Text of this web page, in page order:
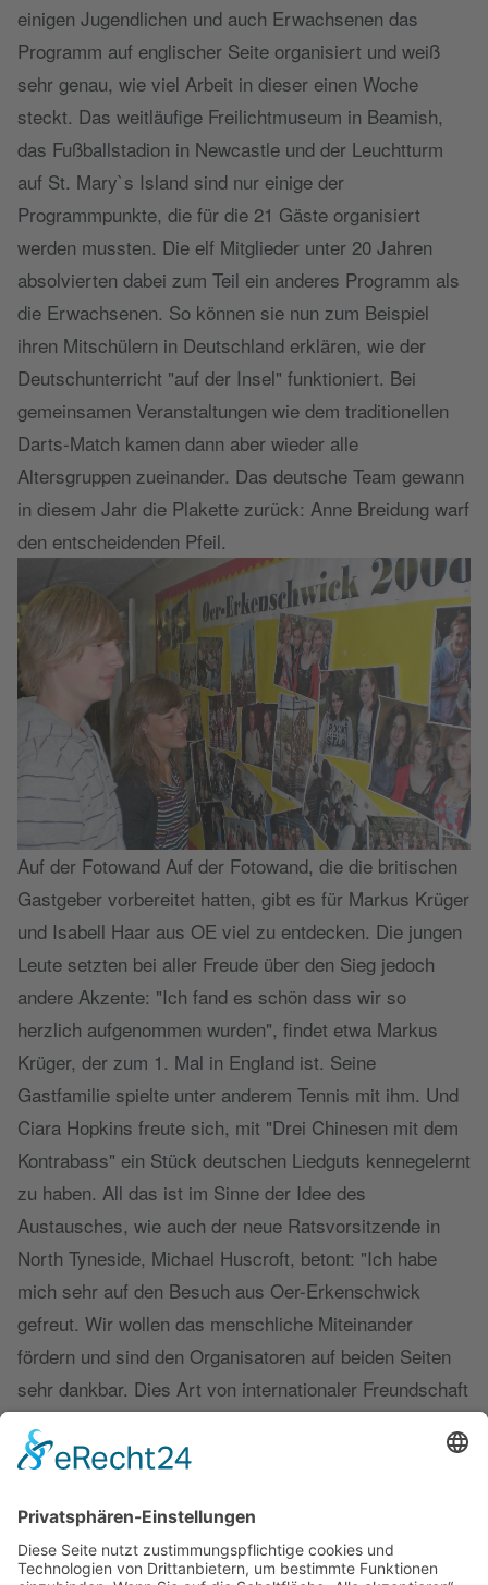
einigen Jugendlichen und auch Erwachsenen das
Programm auf englischer Seite organisiert und weiß
sehr genau, wie viel Arbeit in dieser einen Woche
steckt. Das weitläufige Freilichtmuseum in Beamish,
das Fußballstadion in Newcastle und der Leuchtturm
auf St. Mary`s Island sind nur einige der
Programmpunkte, die für die 21 Gäste organisiert
werden mussten. Die elf Mitglieder unter 20 Jahren
absolvierten dabei zum Teil ein anderes Programm als
die Erwachsenen. So können sie nun zum Beispiel
ihren Mitschülern in Deutschland erklären, wie der
Deutschunterricht "auf der Insel" funktioniert. Bei
gemeinsamen Veranstaltungen wie dem traditionellen
Darts-Match kamen dann aber wieder alle
Altersgruppen zueinander. Das deutsche Team gewann
in diesem Jahr die Plakette zurück: Anne Breidung warf
den entscheidenden Pfeil.
Auf der Fotowand Auf der Fotowand, die die britischen
Gastgeber vorbereitet hatten, gibt es für Markus Krüger
und Isabell Haar aus OE viel zu entdecken. Die jungen
Leute setzten bei aller Freude über den Sieg jedoch
andere Akzente: "Ich fand es schön dass wir so
herzlich aufgenommen wurden", findet etwa Markus
Krüger, der zum 1. Mal in England ist. Seine
Gastfamilie spielte unter anderem Tennis mit ihm. Und
Ciara Hopkins freute sich, mit "Drei Chinesen mit dem
Kontrabass" ein Stück deutschen Liedguts kennegelernt
zu haben. All das ist im Sinne der Idee des
Austausches, wie auch der neue Ratsvorsitzende in
North Tyneside, Michael Huscroft, betont: "Ich habe
mich sehr auf den Besuch aus Oer-Erkenschwick
gefreut. Wir wollen das menschliche Miteinander
fördern und sind den Organisatoren auf beiden Seiten
sehr dankbar. Dies Art von internationaler Freundschaft
macht die Welt friedlicher", erklärte er beim Empfang
im Rathaus. Dem schließen sich die Vorsitzenden
englischer Seite an: "Es ist toll, dass die Jüngeren
Telefonnummern austauschen und sich so gut